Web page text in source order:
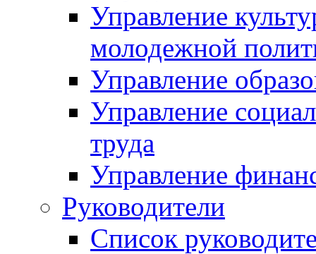
Управление
молодежной
Управление
Управление
труда
Управление
Руководители
Список